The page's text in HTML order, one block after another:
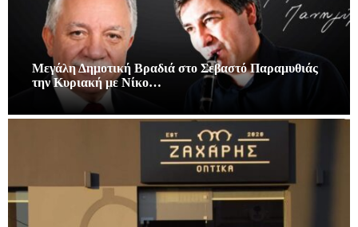
Μεγάλη Δημοτική Βραδιά στο Σεβαστό Παραμυθιάς
την Κυριακή με Νίκο…